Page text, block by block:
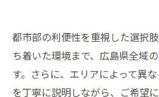
都市部の利便性を重視した選択
ち着いた環境まで、広島県全域
す。さらに、エリアによって異
を丁寧に説明しながら、ご希望